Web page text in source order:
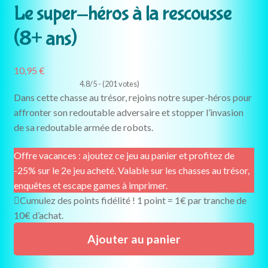
Le super-héros à la rescousse
(8+ ans)
10,95 €
4.8/5 - (201 votes)
Dans cette chasse au trésor, rejoins notre super-héros pour
affronter son redoutable adversaire et stopper l’invasion
de sa redoutable armée de robots.
Offre vacances : ajoutez ce jeu au panier et profitez de
-25% sur le 2e jeu acheté. Valable sur les chasses au trésor,
enquêtes et escape games à imprimer.
Cumulez des points fidélité ! 1 point = 1€ par tranche de
10€ d’achat.
Ajouter au panier